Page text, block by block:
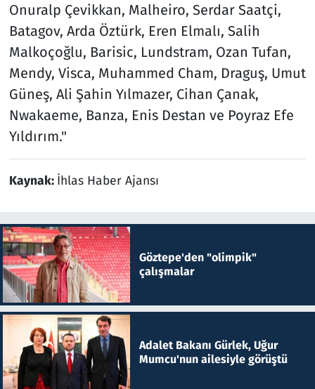
Onuralp Çevikkan, Malheiro, Serdar Saatçi,
Batagov, Arda Öztürk, Eren Elmalı, Salih
Malkoçoğlu, Barisic, Lundstram, Ozan Tufan,
Mendy, Visca, Muhammed Cham, Draguş, Umut
Güneş, Ali Şahin Yılmazer, Cihan Çanak,
Nwakaeme, Banza, Enis Destan ve Poyraz Efe
Yıldırım."
Kaynak: İhlas Haber Ajansı
Göztepe'den "olimpik"
çalışmalar
Adalet Bakanı Gürlek, Uğur
Mumcu'nun ailesiyle görüştü